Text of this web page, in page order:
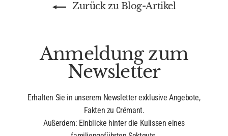
Zurück zu Blog-Artikel
Anmeldung zum
Newsletter
Erhalten Sie in unserem Newsletter exklusive Angebote,
Fakten zu Crémant.
Außerdem: Einblicke hinter die Kulissen eines